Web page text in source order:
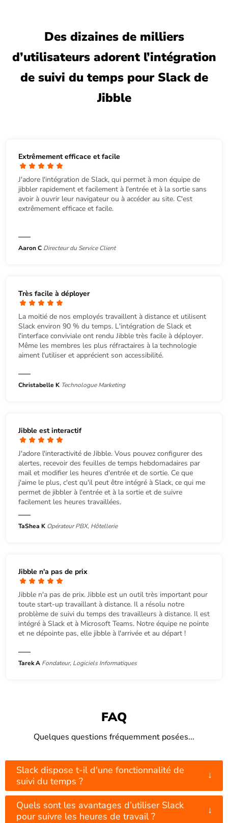
Des dizaines de milliers
d’utilisateurs adorent l’intégration
de suivi du temps pour Slack de
Jibble
Extrêmement efficace et facile
J'adore l'intégration de Slack, qui permet à mon équipe de
jibbler rapidement et facilement à l'entrée et à la sortie sans
avoir à ouvrir leur navigateur ou à accéder au site. C'est
extrêmement efficace et facile.
Aaron C Directeur du Service Client
Très facile à déployer
La moitié de nos employés travaillent à distance et utilisent
Slack environ 90 % du temps. L'intégration de Slack et
l'interface conviviale ont rendu Jibble très facile à déployer.
Même les membres les plus réfractaires à la technologie
aiment l'utiliser et apprécient son accessibilité.
Christabelle K Technologue Marketing
Jibble est interactif
J'adore l'interactivité de Jibble. Vous pouvez configurer des
alertes, recevoir des feuilles de temps hebdomadaires par
mail et modifier les heures d'entrée et de sortie. Ce que
j'aime le plus, c'est qu'il peut être intégré à Slack, ce qui me
permet de jibbler à l'entrée et à la sortie et de suivre
facilement les heures travaillées.
TaShea K Opérateur PBX, Hôtellerie
Jibble n'a pas de prix
Jibble n'a pas de prix. Jibble est un outil très important pour
toute start-up travaillant à distance. Il a résolu notre
problème de suivi du temps des travailleurs à distance. Il est
intégré à Slack et à Microsoft Teams. Notre équipe ne pointe
et ne dépointe pas, elle jibble à l'arrivée et au départ !
Tarek A Fondateur, Logiciels Informatiques
FAQ
Quelques questions fréquemment posées...
Slack dispose t-il d'une fonctionnalité de
suivi du temps ?
↓
Quels sont les avantages d’utiliser Slack
pour suivre les heures de travail ?
↓